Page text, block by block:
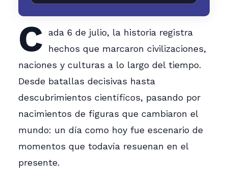
C ada 6 de julio, la historia registra
hechos que marcaron civilizaciones,
naciones y culturas a lo largo del tiempo.
Desde batallas decisivas hasta
descubrimientos científicos, pasando por
nacimientos de figuras que cambiaron el
mundo: un día como hoy fue escenario de
momentos que todavía resuenan en el
presente.